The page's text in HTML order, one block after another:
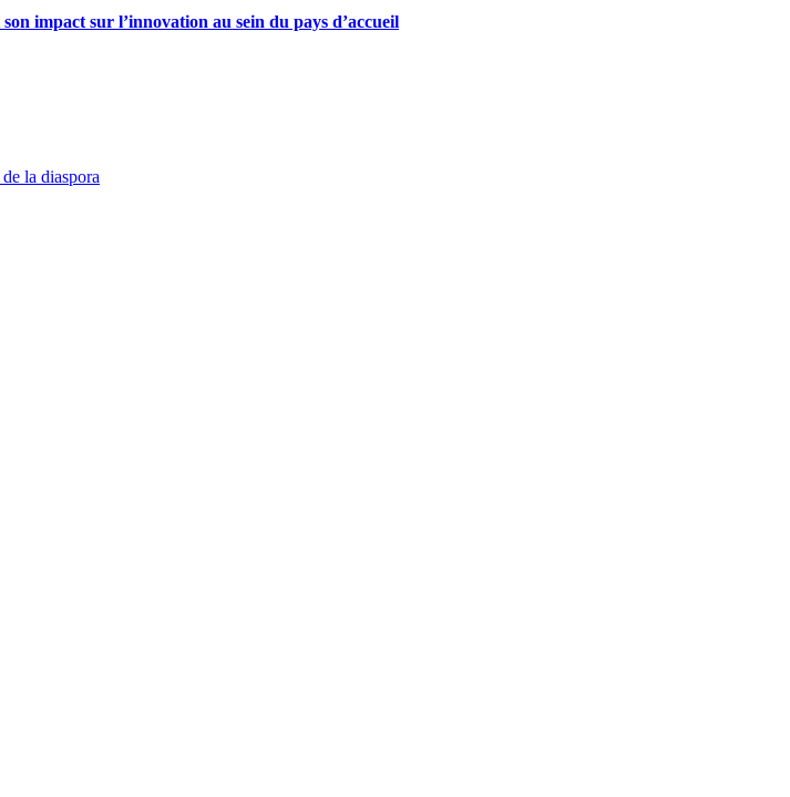
impact sur l’innovation au sein du pays d’accueil
la diaspora